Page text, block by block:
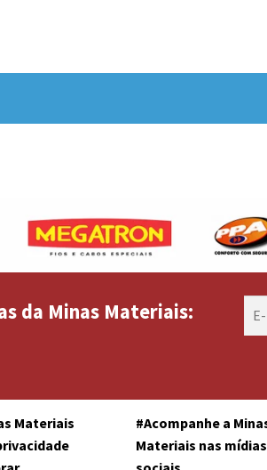
da Minas Materiais:
Materiais
#Acompanhe a
Materiais nas mídias